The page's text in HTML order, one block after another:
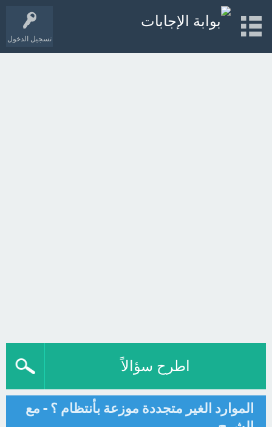
تسجيل الدخول
اطرح سؤالاً
الموارد الغير متجددة موزعة بأنتظام ؟ - مع